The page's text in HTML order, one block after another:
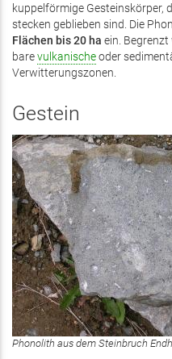
kuppelförmige Gesteinskörper,
stecken geblieben sind. Die
Flächen bis 20 ha ein.
barevulkanischeoder
Verwitterungszonen.
Gestein
Phonolith aus dem Steinbruch